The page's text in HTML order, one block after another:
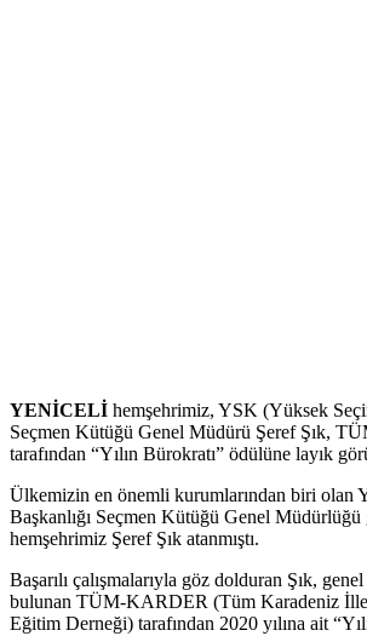
YENİCELİ hemşehrimiz, YSK (Yüksek
Seçmen Kütüğü Genel Müdürü Şeref Şık,
tarafından “Yılın Bürokratı” ödülüne layık
Ülkemizin en önemli kurumlarından biri olan
Başkanlığı Seçmen Kütüğü Genel
hemşehrimiz Şeref Şık atanmıştı.
Başarılı çalışmalarıyla göz dolduran Şık,
bulunan TÜM-KARDER (Tüm Karadeniz
Eğitim Derneği) tarafından 2020 yılına ait